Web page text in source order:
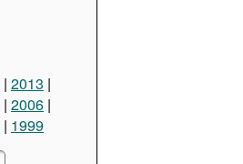
2013
2006
1999